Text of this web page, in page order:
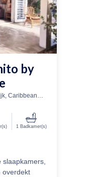
by
Caribbean
1 Badkamer(s)
slaapkamers,
overdekt